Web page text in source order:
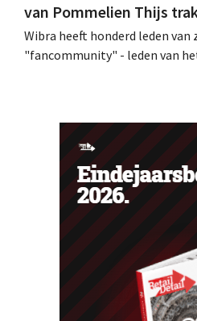
van Pommelien Thijs
Wibra heeft honderd leden van
"fancommunity" - leden van
uitbouwen.